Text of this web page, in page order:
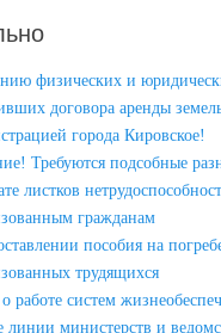
физических и
договора аренды
города Кировское!
Требуются подсобные
листков
гражданам
пособия на
трудящихся
работе систем
линии министерств и